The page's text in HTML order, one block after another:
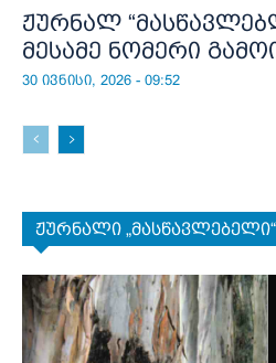
ჟურნალ
მესამე ნომერი
30 ივნისი, 2026 - 09:52
ჟურნალი „მასწავლებელი“